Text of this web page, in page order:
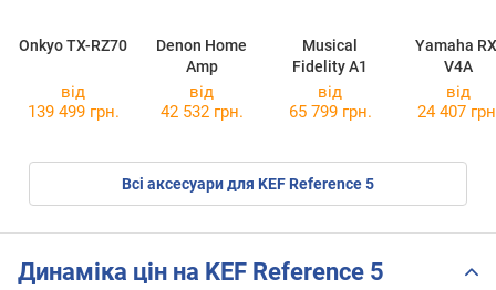
Onkyo TX-RZ70
Denon Home
Amp
Musical
Fidelity A1
Yamaha
V4A
від
139 499 грн.
від
42 532 грн.
від
65 799 грн.
від
24 407
Всі аксесуари для KEF Reference 5
Динаміка цін на KEF Reference 5